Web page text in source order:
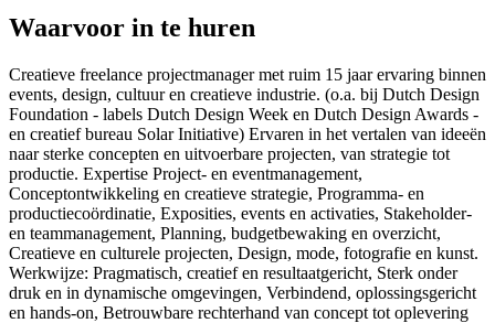
Waarvoor in te huren
Creatieve freelance projectmanager met ruim 15 jaar ervaring binnen
events, design, cultuur en creatieve industrie. (o.a. bij Dutch Design
Foundation - labels Dutch Design Week en Dutch Design Awards -
en creatief bureau Solar Initiative) Ervaren in het vertalen van ideeën
naar sterke concepten en uitvoerbare projecten, van strategie tot
productie. Expertise Project- en eventmanagement,
Conceptontwikkeling en creatieve strategie, Programma- en
productiecoördinatie, Exposities, events en activaties, Stakeholder-
en teammanagement, Planning, budgetbewaking en overzicht,
Creatieve en culturele projecten, Design, mode, fotografie en kunst.
Werkwijze: Pragmatisch, creatief en resultaatgericht, Sterk onder
druk en in dynamische omgevingen, Verbindend, oplossingsgericht
en hands-on, Betrouwbare rechterhand van concept tot oplevering